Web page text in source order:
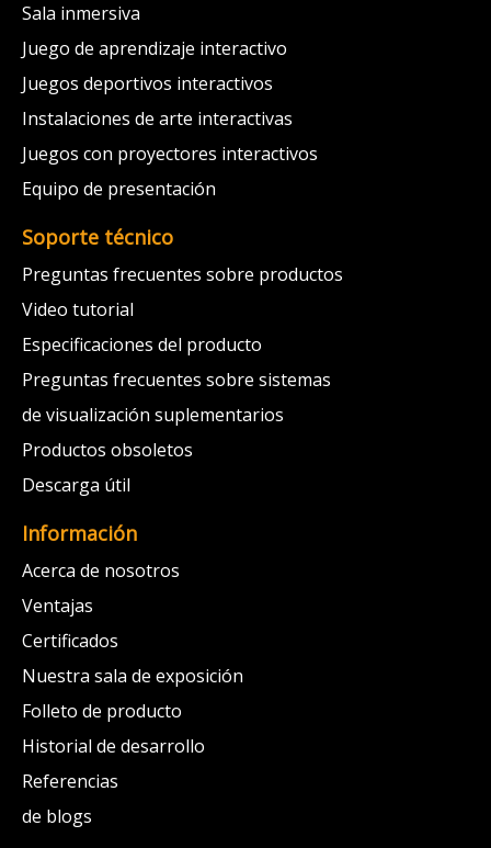
Sala inmersiva
Juego de aprendizaje interactivo
Juegos deportivos interactivos
Instalaciones de arte interactivas
Juegos con proyectores interactivos
Equipo de presentación
Soporte técnico
Preguntas frecuentes sobre productos
Video tutorial
Especificaciones del producto
Preguntas frecuentes sobre sistemas
de visualización suplementarios
Productos obsoletos
Descarga útil
Información
Acerca de nosotros
Ventajas
Certificados
Nuestra sala de exposición
Folleto de producto
Historial de desarrollo
Referencias
de blogs